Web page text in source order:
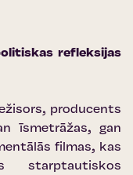
refleksijas
producents
īsmetrāžas, gan
filmas, kas
starptautiskos